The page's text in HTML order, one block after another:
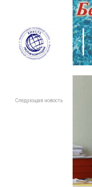
Следующая новость